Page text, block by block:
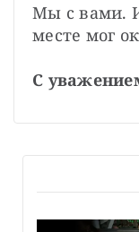
Мы с вами.
месте мог
С